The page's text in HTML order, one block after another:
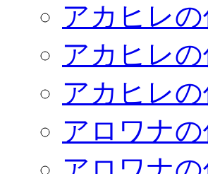
アカヒレ
アカヒレ
アカヒレ
アロワナ